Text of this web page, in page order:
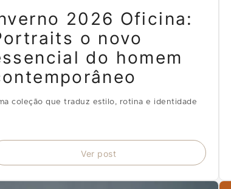
2026 Oficina:
o novo
do homem
coleção que traduz estilo, rotina e identidade
Ver post